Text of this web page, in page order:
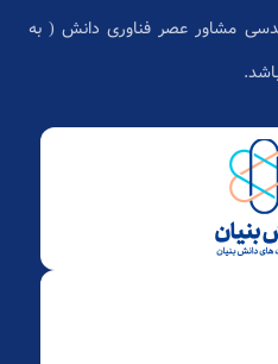
مشاور عصر فناوری دانش ( به